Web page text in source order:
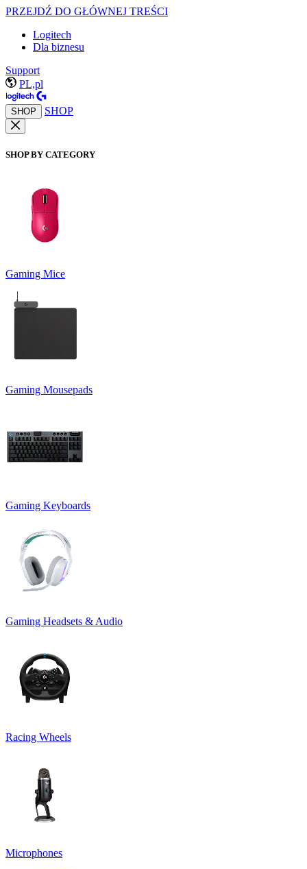
PRZEJDŹ DO GŁÓWNEJ TREŚCI
Logitech
Dla biznesu
Support
PL,pl
SHOP SHOP
SHOP BY CATEGORY
Gaming Mice
Gaming Mousepads
Gaming Keyboards
Gaming Headsets & Audio
Racing Wheels
Microphones